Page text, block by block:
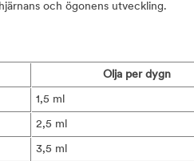
och ögonens utveckling.
Olja per dygn
1,5 ml
2,5 ml
3,5 ml